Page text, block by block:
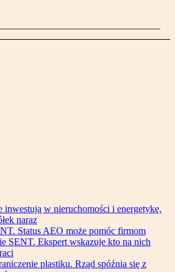
inwestują w nieruchomości i energetykę.
naraz
Status AEO może pomóc firmom
SENT. Ekspert wskazuje kto na nich
plastiku. Rząd spóźnia się z